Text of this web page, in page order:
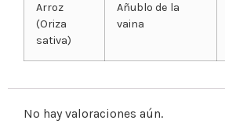
Arroz
(Oriza
sativa)
Añublo de la
vaina
No hay valoraciones aún.